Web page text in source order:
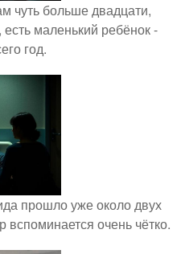
больше двадцати,
маленький ребёнок -
год.
прошло уже около двух
вспоминается очень чётко.